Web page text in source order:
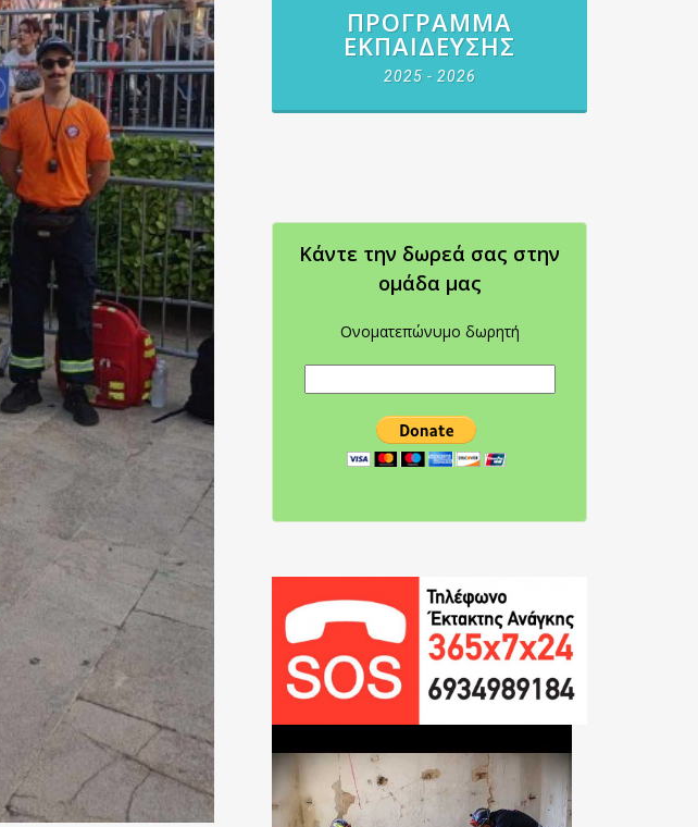
ΠΡΌΓΡΑΜΜΑ
ΕΚΠΑΊΔΕΥΣΗΣ
2025 - 2026
Κάντε την δωρεά σας στην
oμάδα μας
Ονοματεπώνυμο δωρητή